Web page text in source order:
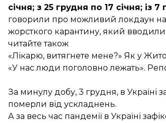
січня; з 25 грудня по 17 січня; із
говорили про можливий локдаун на
жорсткого карантину, який вводили
читайте також
«Лікарю, витягнете мене?» Як у
«У нас люди поголовно лежать».
За минулу добу, 3 грудня, в Україні
померли від ускладнень.
А за весь час пандемії в Україні